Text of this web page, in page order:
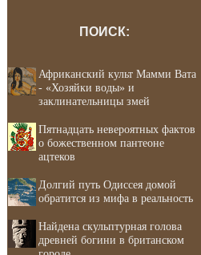
ПОИСК:
Африканский культ Мамми Вата
- «Хозяйки воды» и
заклинательницы змей
Пятнадцать невероятных фактов
о божественном пантеоне
ацтеков
Долгий путь Одиссея домой
обратится из мифа в реальность
Найдена скульптурная голова
древней богини в британском